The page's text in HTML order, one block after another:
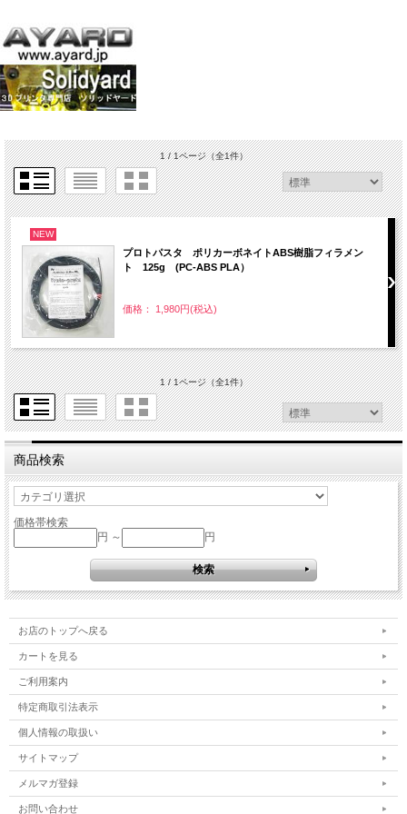
1 / 1ページ（全1件）
NEW
プロトパスタ ポリカーボネイトABS樹脂フィラメン
ト 125g (PC-ABS PLA）
価格： 1,980円(税込)
1 / 1ページ（全1件）
商品検索
価格帯検索
円 ～
円
お店のトップへ戻る
カートを見る
ご利用案内
特定商取引法表示
個人情報の取扱い
サイトマップ
メルマガ登録
お問い合わせ